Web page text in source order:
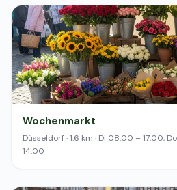
Wochenmarkt
Düsseldorf · 1.6 km · Di 08:00 – 17:00,
14:00